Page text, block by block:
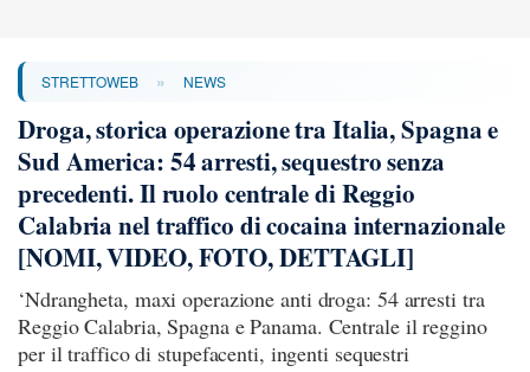
STRETTOWEB » NEWS
Droga, storica operazione tra Italia, Spagna e
Sud America: 54 arresti, sequestro senza
precedenti. Il ruolo centrale di Reggio
Calabria nel traffico di cocaina internazionale
[NOMI, VIDEO, FOTO, DETTAGLI]
‘Ndrangheta, maxi operazione anti droga: 54 arresti tra
Reggio Calabria, Spagna e Panama. Centrale il reggino
per il traffico di stupefacenti, ingenti sequestri